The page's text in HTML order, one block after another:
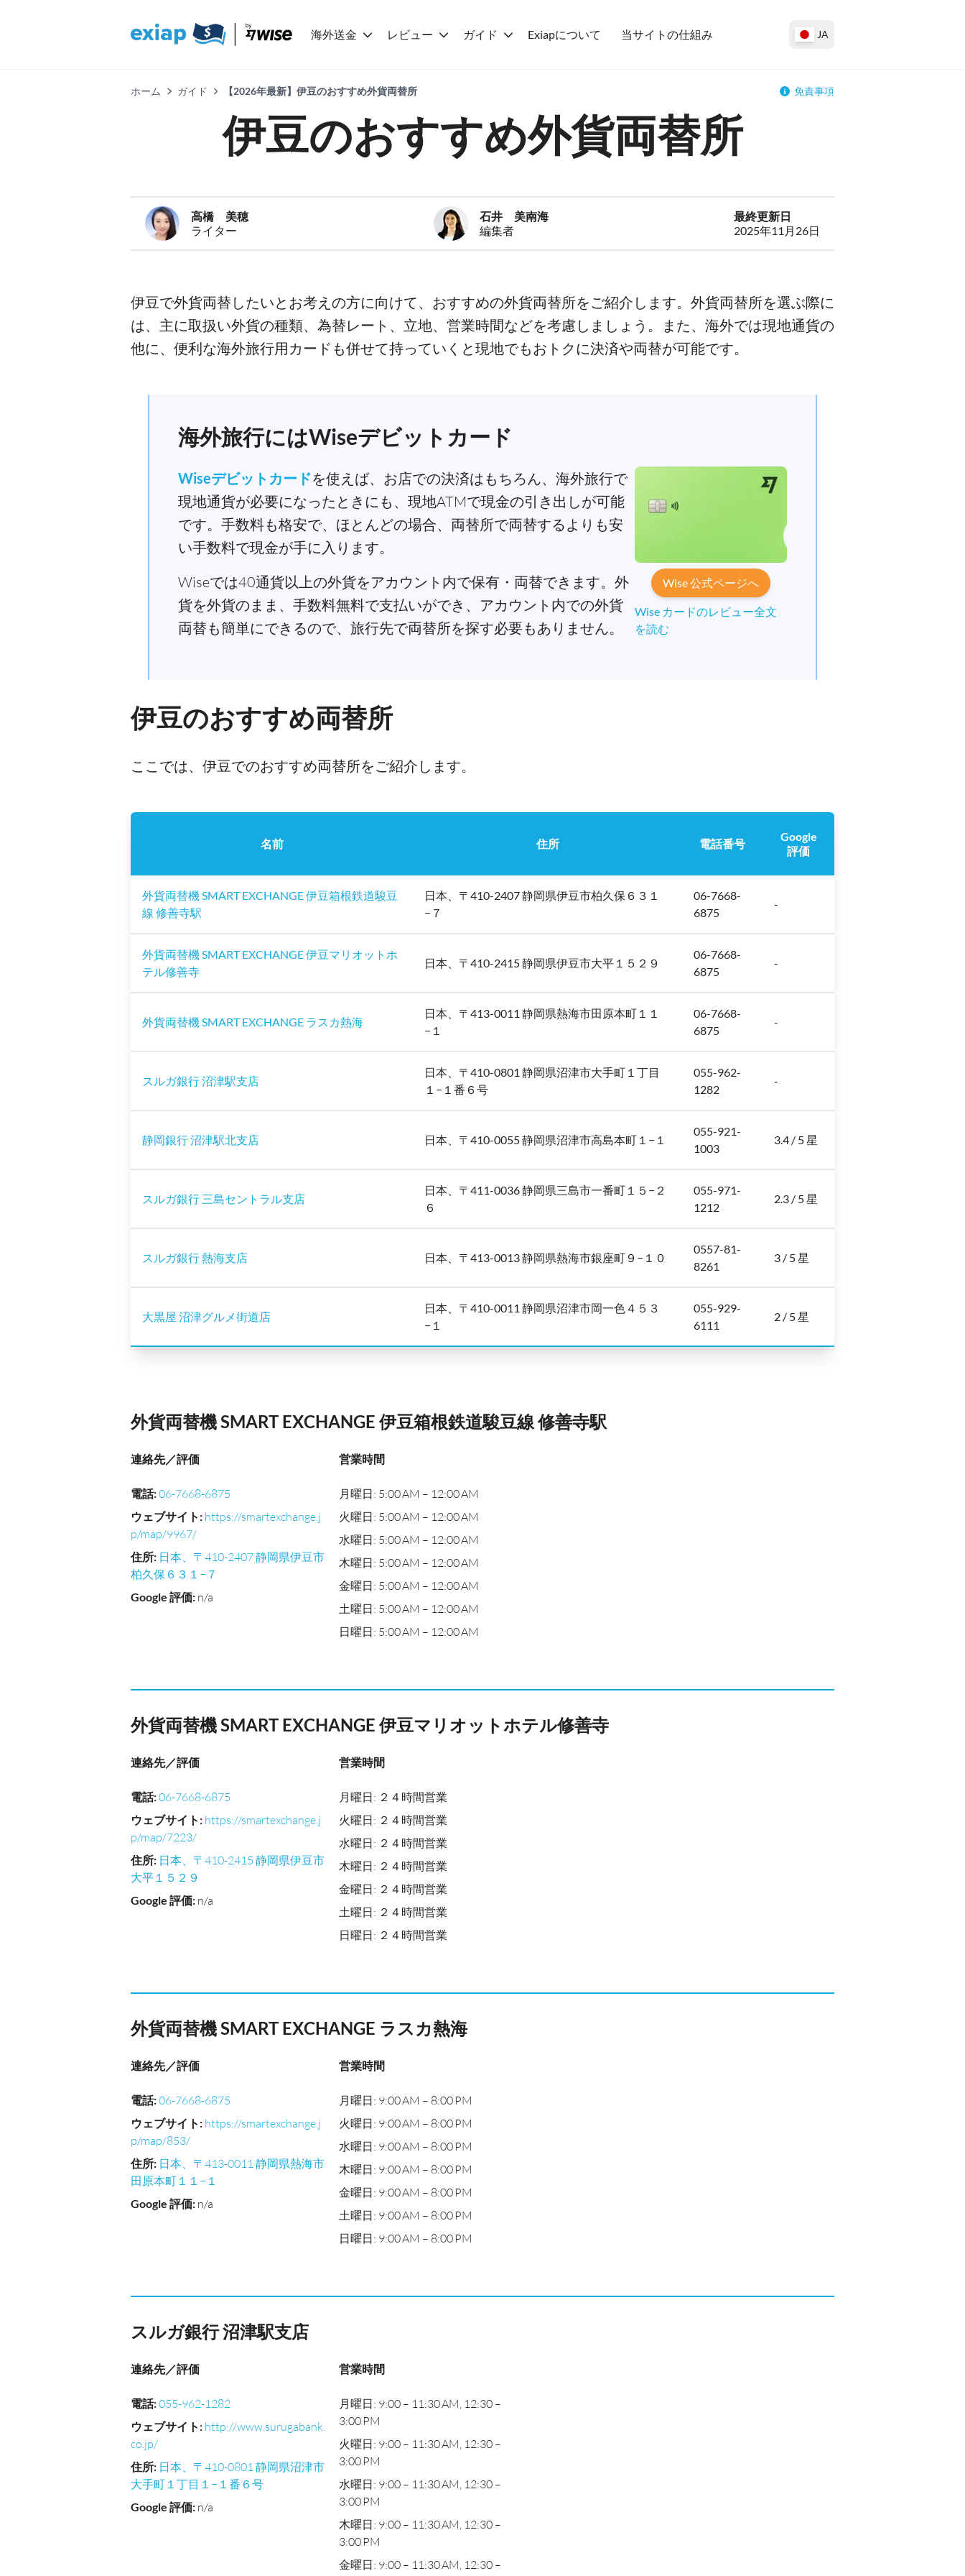
海外送金 レビュー ガイド Exiapについて 当サイトの仕組み JA
ホーム ガイド 【2026年最新】伊豆のおすすめ外貨両替所 免責事項
伊豆のおすすめ外貨両替所
高橋 美穂
ライター
石井 美南海
編集者
最終更新日
2025年11月26日
伊豆で外貨両替したいとお考えの方に向けて、おすすめの外貨両替所をご紹介します。外貨両替所を選ぶ際に
は、主に取扱い外貨の種類、為替レート、立地、営業時間などを考慮しましょう。また、海外では現地通貨の
他に、便利な海外旅行用カードも併せて持っていくと現地でもおトクに決済や両替が可能です。
海外旅行にはWiseデビットカード
Wiseデビットカードを使えば、お店での決済はもちろん、海外旅行で
現地通貨が必要になったときにも、現地ATMで現金の引き出しが可能
です。手数料も格安で、ほとんどの場合、両替所で両替するよりも安
い手数料で現金が手に入ります。
Wiseでは40通貨以上の外貨をアカウント内で保有・両替できます。外
貨を外貨のまま、手数料無料で支払いができ、アカウント内での外貨
両替も簡単にできるので、旅行先で両替所を探す必要もありません。
Wise 公式ページへ
Wise カードのレビュー全文
を読む
伊豆のおすすめ両替所
ここでは、伊豆でのおすすめ両替所をご紹介します。
名前 住所 電話番号
Google
評価
外貨両替機 SMART EXCHANGE 伊豆箱根鉄道駿豆
線 修善寺駅
日本、〒410-2407 静岡県伊豆市柏久保６３１
−７
06-7668-
6875
-
外貨両替機 SMART EXCHANGE 伊豆マリオットホ
テル修善寺
日本、〒410-2415 静岡県伊豆市大平１５２９
06-7668-
6875
-
外貨両替機 SMART EXCHANGE ラスカ熱海
日本、〒413-0011 静岡県熱海市田原本町１１
−１
06-7668-
6875
-
スルガ銀行 沼津駅支店
日本、〒410-0801 静岡県沼津市大手町１丁目
１−１番６号
055-962-
1282
-
静岡銀行 沼津駅北支店 日本、〒410-0055 静岡県沼津市高島本町１−１
055-921-
1003
3.4 / 5 星
スルガ銀行 三島セントラル支店
日本、〒411-0036 静岡県三島市一番町１５−２
６
055-971-
1212
2.3 / 5 星
スルガ銀行 熱海支店 日本、〒413-0013 静岡県熱海市銀座町９−１０
0557-81-
8261
3 / 5 星
大黒屋 沼津グルメ街道店
日本、〒410-0011 静岡県沼津市岡一色４５３
−１
055-929-
6111
2 / 5 星
外貨両替機 SMART EXCHANGE 伊豆箱根鉄道駿豆線 修善寺駅
連絡先／評価
電話:06-7668-6875
ウェブサイト : https://smartexchange.j
p/map/9967/
住所: 日本、〒410-2407 静岡県伊豆市
柏久保６３１−７
Google 評価: n/a
営業時間
月曜日: 5:00 AM – 12:00 AM
火曜日: 5:00 AM – 12:00 AM
水曜日: 5:00 AM – 12:00 AM
木曜日: 5:00 AM – 12:00 AM
金曜日: 5:00 AM – 12:00 AM
土曜日: 5:00 AM – 12:00 AM
日曜日: 5:00 AM – 12:00 AM
外貨両替機 SMART EXCHANGE 伊豆マリオットホテル修善寺
連絡先／評価
電話:06-7668-6875
ウェブサイト : https://smartexchange.j
p/map/7223/
住所: 日本、〒410-2415 静岡県伊豆市
大平１５２９
Google 評価: n/a
営業時間
月曜日: ２４時間営業
火曜日: ２４時間営業
水曜日: ２４時間営業
木曜日: ２４時間営業
金曜日: ２４時間営業
土曜日: ２４時間営業
日曜日: ２４時間営業
外貨両替機 SMART EXCHANGE ラスカ熱海
連絡先／評価
電話:06-7668-6875
ウェブサイト : https://smartexchange.j
p/map/853/
住所: 日本、〒413-0011 静岡県熱海市
田原本町１１−１
Google 評価: n/a
営業時間
月曜日: 9:00 AM – 8:00 PM
火曜日: 9:00 AM – 8:00 PM
水曜日: 9:00 AM – 8:00 PM
木曜日: 9:00 AM – 8:00 PM
金曜日: 9:00 AM – 8:00 PM
土曜日: 9:00 AM – 8:00 PM
日曜日: 9:00 AM – 8:00 PM
スルガ銀行 沼津駅支店
連絡先／評価
電話:055-962-1282
ウェブサイト : http://www.surugabank.
co.jp/
住所: 日本、〒410-0801 静岡県沼津市
大手町１丁目１−１番６号
Google 評価: n/a
営業時間
月曜日: 9:00 – 11:30 AM, 12:30 –
3:00 PM
火曜日: 9:00 – 11:30 AM, 12:30 –
3:00 PM
水曜日: 9:00 – 11:30 AM, 12:30 –
3:00 PM
木曜日: 9:00 – 11:30 AM, 12:30 –
3:00 PM
金曜日: 9:00 – 11:30 AM, 12:30 –